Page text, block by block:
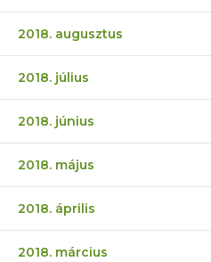
2018. augusztus
2018. július
2018. június
2018. május
2018. április
2018. március